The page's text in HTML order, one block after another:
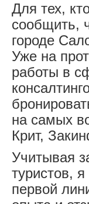
Для тех,
сообщить,
городе
Уже на
работы в
на самых
Крит,
Учитывая
туристов,
первой